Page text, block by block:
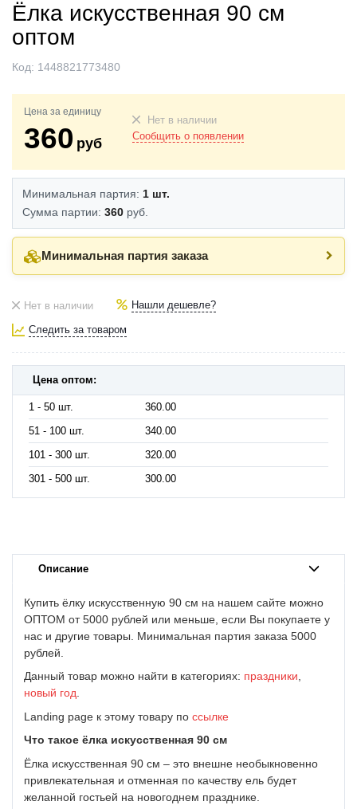
Ёлка искусственная 90 см
оптом
Код: 1448821773480
Цена за единицу
360 руб
Нет в наличии
Сообщить о появлении
Минимальная партия: 1 шт.
Сумма партии: 360 руб.
Минимальная партия заказа
Нет в наличии Нашли дешевле?
Следить за товаром
Цена оптом:
1 - 50 шт.
360.00
51 - 100 шт.
340.00
101 - 300 шт.
320.00
301 - 500 шт.
300.00
Описание
Купить ёлку искусственную 90 см на нашем сайте можно
ОПТОМ от 5000 рублей или меньше, если Вы покупаете у
нас и другие товары. Минимальная партия заказа 5000
рублей.
Данный товар можно найти в категориях: праздники,
новый год.
Landing page к этому товару по ссылке
Что такое ёлка искусственная 90 см
Ёлка искусственная 90 см – это внешне необыкновенно
привлекательная и отменная по качеству ель будет
желанной гостьей на новогоднем празднике.